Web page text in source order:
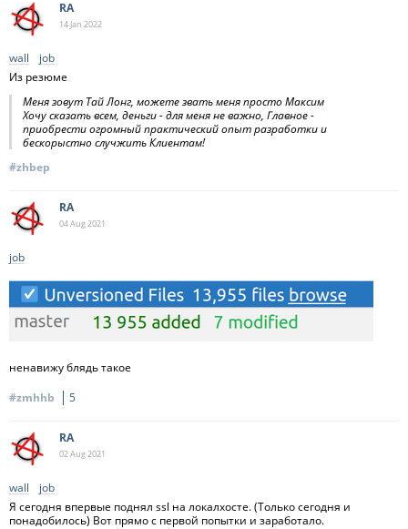
RA
14 Jan 2022
wall
job
Из резюме
Меня зовут Тай Лонг, можете звать меня просто Максим
Хочу сказать всем, деньги - для меня не важно, Главное -
приобрести огромный практический опыт разработки и
бескорыстно случжить Клиентам!
#zhbep
RA
04 Aug2021
job
ненавижу блядь такое
#zmhhb
5
RA
02 Aug2021
wall
job
Я сегодня впервые поднял ssl на локалхосте. (Только сегодня и
понадобилось) Вот прямо с первой попытки и заработало.